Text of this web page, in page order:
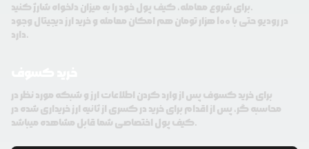
برای شروع معامله، کیف پول خود را به میزان دلخواه شارژ کنید.
در رودیو حتی با 100 هزار تومان هم امکان معامله و خرید ارز دیجیتال وجود
دارد.
برای خرید کسوف پس از وارد کردن اطلاعات ارز و شبکه مورد نظر در
محاسبه گر، پس از اقدام برای خرید در کسری از ثانیه ارز خریداری شده در
کیف پول اختصاصی شما قابل مشاهده میباشد.